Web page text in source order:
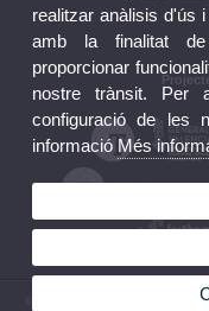
© 2026 UV. - Avda. dels
realitzar anàlisis d'ús
amb la finalitat de
proporcionar
nostre trànsit. Per
configuració de les
informació Més